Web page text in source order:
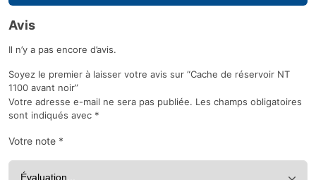
Avis
Il n’y a pas encore d’avis.
Soyez le premier à laisser votre avis sur “Cache de réservoir NT
1100 avant noir”
Votre adresse e-mail ne sera pas publiée. Les champs obligatoires
sont indiqués avec *
Votre note *